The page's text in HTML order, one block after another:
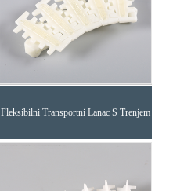
Fleksibilni Transportni Lanac S Trenjem